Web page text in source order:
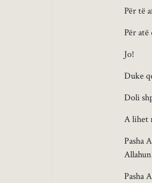
Për të
Për atë
Jo!
Duke
Doli
A lihet
Pasha
Pasha